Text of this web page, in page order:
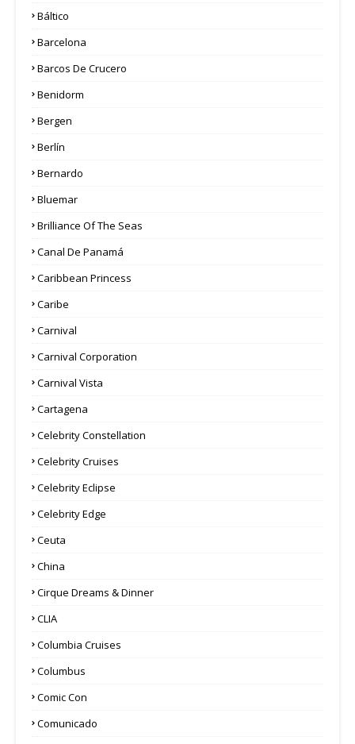
Báltico
Barcelona
Barcos De Crucero
Benidorm
Bergen
Berlín
Bernardo
Bluemar
Brilliance Of The Seas
Canal De Panamá
Caribbean Princess
Caribe
Carnival
Carnival Corporation
Carnival Vista
Cartagena
Celebrity Constellation
Celebrity Cruises
Celebrity Eclipse
Celebrity Edge
Ceuta
China
Cirque Dreams & Dinner
CLIA
Columbia Cruises
Columbus
Comic Con
Comunicado